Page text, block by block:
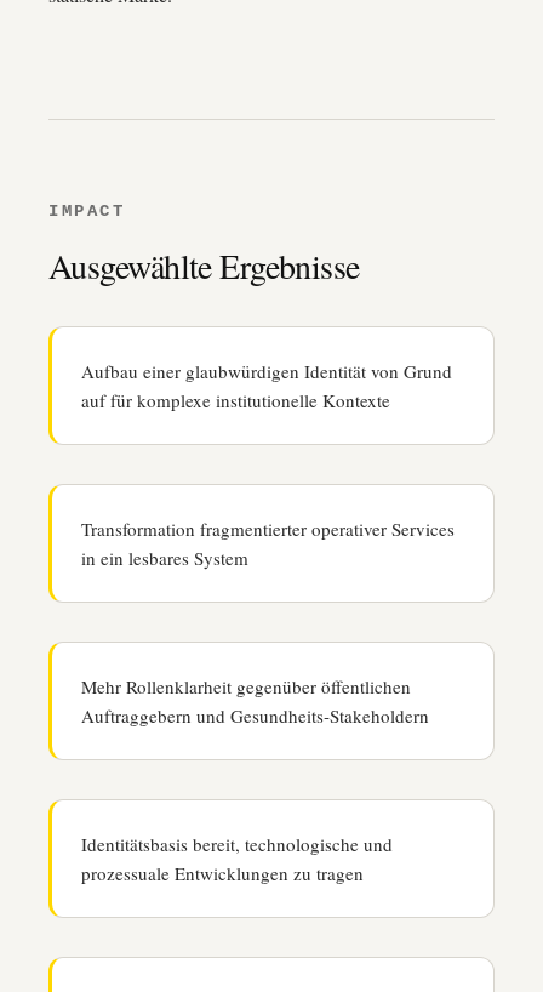
IMPACT
Ausgewählte Ergebnisse
Aufbau einer glaubwürdigen Identität von Grund
auf für komplexe institutionelle Kontexte
Transformation fragmentierter operativer Services
in ein lesbares System
Mehr Rollen­klarheit gegenüber öffentlichen
Auftraggebern und Gesundheits‑Stakeholdern
Identitätsbasis bereit, technologische und
prozessuale Entwicklungen zu tragen